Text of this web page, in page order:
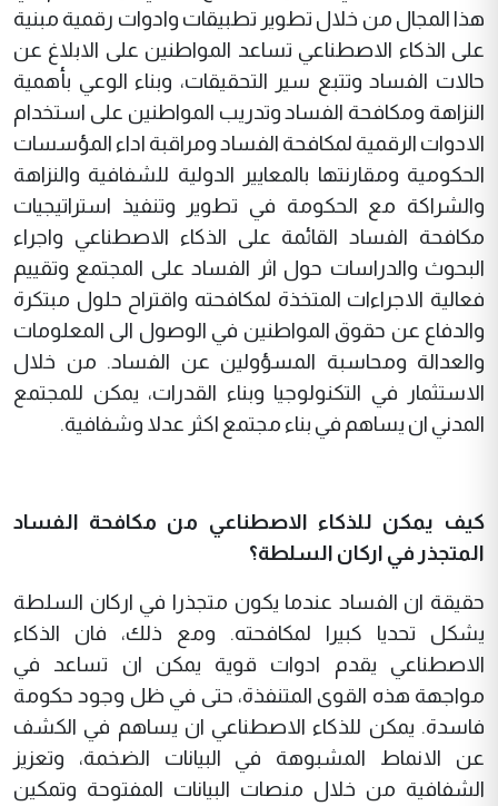
هذا المجال من خلال تطوير تطبيقات وادوات رقمية مبنية
على الذكاء الاصطناعي تساعد المواطنين على الابلاغ عن
حالات الفساد وتتبع سير التحقيقات، وبناء الوعي بأهمية
النزاهة ومكافحة الفساد وتدريب المواطنين على استخدام
الادوات الرقمية لمكافحة الفساد ومراقبة اداء المؤسسات
الحكومية ومقارنتها بالمعايير الدولية للشفافية والنزاهة
والشراكة مع الحكومة في تطوير وتنفيذ استراتيجيات
مكافحة الفساد القائمة على الذكاء الاصطناعي واجراء
البحوث والدراسات حول اثر الفساد على المجتمع وتقييم
فعالية الاجراءات المتخذة لمكافحته واقتراح حلول مبتكرة
والدفاع عن حقوق المواطنين في الوصول الى المعلومات
والعدالة ومحاسبة المسؤولين عن الفساد. من خلال
الاستثمار في التكنولوجيا وبناء القدرات، يمكن للمجتمع
المدني ان يساهم في بناء مجتمع اكثر عدلا وشفافية.
كيف يمكن للذكاء الاصطناعي من مكافحة الفساد
المتجذر في اركان السلطة؟
حقيقة ان الفساد عندما يكون متجذرا في اركان السلطة
يشكل تحديا كبيرا لمكافحته. ومع ذلك، فان الذكاء
الاصطناعي يقدم ادوات قوية يمكن ان تساعد في
مواجهة هذه القوى المتنفذة، حتى في ظل وجود حكومة
فاسدة. يمكن للذكاء الاصطناعي ان يساهم في الكشف
عن الانماط المشبوهة في البيانات الضخمة، وتعزيز
الشفافية من خلال منصات البيانات المفتوحة وتمكين